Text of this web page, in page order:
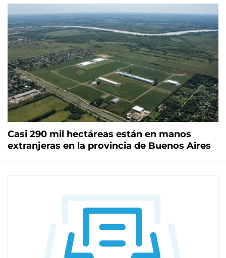
Casi 290 mil hectáreas están en manos
extranjeras en la provincia de Buenos Aires